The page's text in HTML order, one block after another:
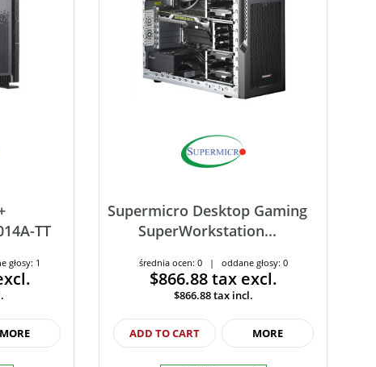
TT
1
MORE
Supermicro Desktop Gaming
SuperWorkstation...
średnia ocen: 0 | oddane głosy: 0
$866.88tax excl.
$866.88tax incl.
ADD TO CART MORE